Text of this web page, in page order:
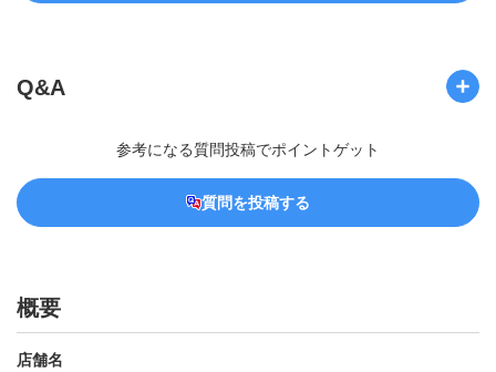
Q&A
参考になる質問投稿でポイントゲット
質問を投稿する
概要
店舗名